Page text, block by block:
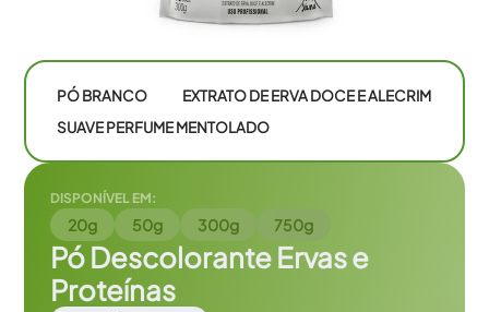
PÓ BRANCO
EXTRATO DE ERVA DOCE E ALECRIM
SUAVE PERFUME MENTOLADO
DISPONÍVEL EM:
20g 50g 300g 750g
Pó Descolorante Ervas e
Proteínas